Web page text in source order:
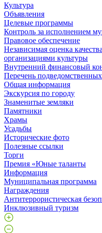
Культура
Объявления
Целевые программы
Контроль за исполнением
Правовое обеспечение
Независимая оценка
организациями культуры
Внутренний финансовый
Перечень
Общая информация
Экскурсия по городу
Знаменитые земляки
Памятники
Храмы
Усадьбы
Исторические фото
Полезные ссылки
Торги
Премия «Юные таланты
Информация
Муниципальная программа
Награждения
Антитеррористическая
Инклюзивный туризм